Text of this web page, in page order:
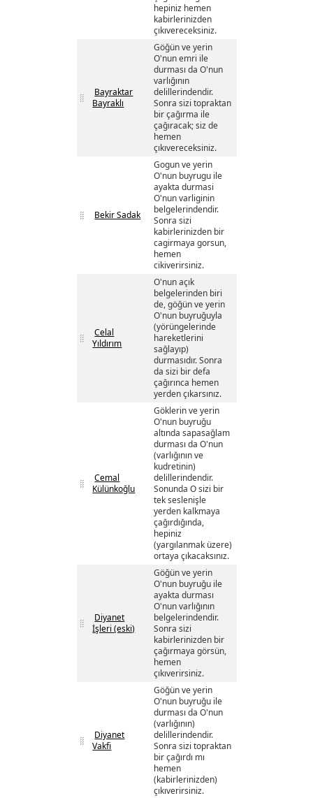
hepiniz hemen
kabirlerinizden
çıkıvereceksiniz.
Bayraktar
Bayraklı
Göğün ve yerin
O'nun emri ile
durması da O'nun
varlığının
delillerindendir.
Sonra sizi topraktan
bir çağırma ile
çağıracak; siz de
hemen
çıkıvereceksiniz.
Bekir Sadak
Gogun ve yerin
O'nun buyrugu ile
ayakta durmasi
O'nun varliginin
belgelerindendir.
Sonra sizi
kabirlerinizden bir
cagirmaya gorsun,
hemen
cikiverirsiniz.
Celal
Yıldırım
O'nun açık
belgelerinden biri
de, göğün ve yerin
O'nun buyruğuyla
(yörüngelerinde
hareketlerini
sağlayıp)
durmasıdır. Sonra
da sizi bir defa
çağırınca hemen
yerden çıkarsınız.
Cemal
Külünkoğlu
Göklerin ve yerin
O'nun buyruğu
altında sapasağlam
durması da O'nun
(varlığının ve
kudretinin)
delillerindendir.
Sonunda O sizi bir
tek seslenişle
yerden kalkmaya
çağırdığında,
hepiniz
(yargılanmak üzere)
ortaya çıkacaksınız.
Diyanet
İşleri (eski)
Göğün ve yerin
O'nun buyruğu ile
ayakta durması
O'nun varlığının
belgelerindendir.
Sonra sizi
kabirlerinizden bir
çağırmaya görsün,
hemen
çıkıverirsiniz.
Diyanet
Vakfi
Göğün ve yerin
O'nun buyruğu ile
durması da O'nun
(varlığının)
delillerindendir.
Sonra sizi topraktan
bir çağırdı mı
hemen
(kabirlerinizden)
çıkıverirsiniz.